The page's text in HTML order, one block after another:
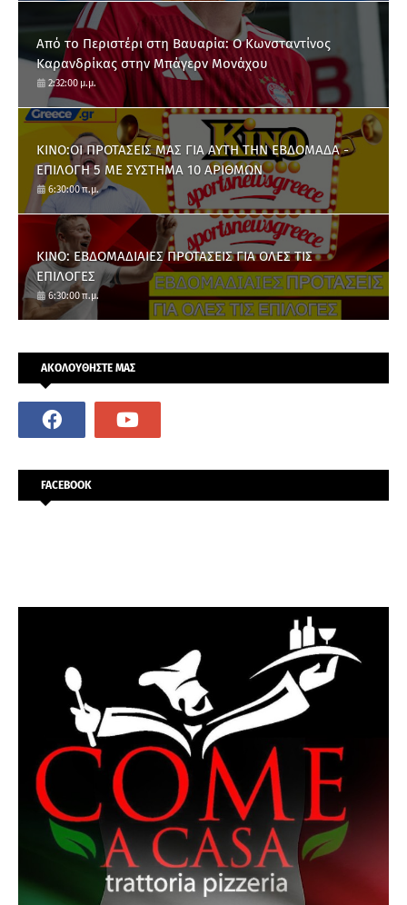
Από το Περιστέρι στη Βαυαρία: O Κωνσταντίνος
Καρανδρίκας στην Μπάγερν Μονάχου
2:32:00 μ.μ.
ΚΙΝΟ:ΟΙ ΠΡΟΤΑΣΕΙΣ ΜΑΣ ΓΙΑ ΑΥΤΗ ΤΗΝ ΕΒΔΟΜΑΔΑ -
ΕΠΙΛΟΓΗ 5 ΜΕ ΣΥΣΤΗΜΑ 10 ΑΡΙΘΜΩΝ
6:30:00 π.μ.
ΚΙΝΟ: ΕΒΔΟΜΑΔΙΑΙΕΣ ΠΡΟΤΑΣΕΙΣ ΓΙΑ ΟΛΕΣ ΤΙΣ
ΕΠΙΛΟΓΕΣ
6:30:00 π.μ.
ΑΚΟΛΟΥΘΗΣΤΕ ΜΑΣ
FACEBOOK